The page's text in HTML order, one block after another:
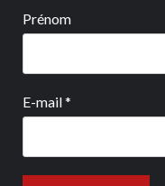
Prénom
E-mail*